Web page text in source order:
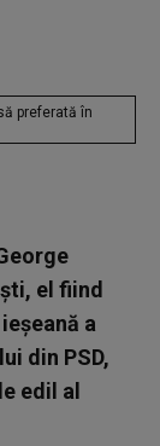
preferată în
el fiind
a
din PSD,
edil al